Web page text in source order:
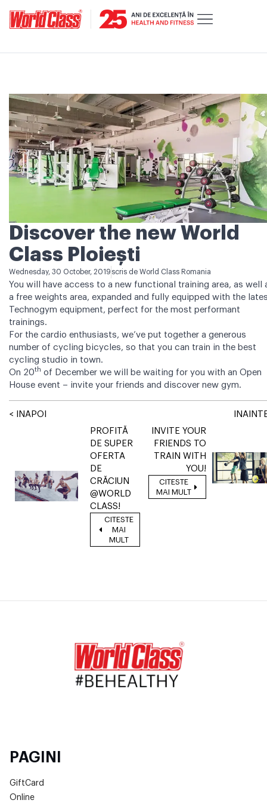
Discover the new World
Class Ploiești
Wednesday, 30 October, 2019 scris de World Class Romania
You will have access to a new ​​functional training area, as well
​a ​free weights area, expanded and fully equipped with the
Technogym equipment, perfect for the most performant
trainings.
For the cardio enthusiasts, we’ve put together a generous
number of cycling bicycles, so that you can train in the best
cycling studio in town.
On 20th of December we will be waiting for you with an Open
House event – invite your friends and discover new gym.
< INAPOI
PROFITĂ
DE SUPER
OFERTA
DE
CRĂCIUN
@WORLD
CLASS!
CITESTE
MAI
MULT
INVITE YOUR
FRIENDS TO
TRAIN WITH
YOU!
CITESTE
MAI MULT
PAGINI
GiftCard
Online